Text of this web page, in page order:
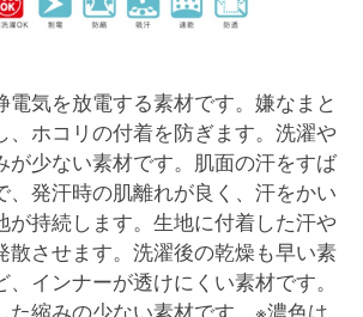
電気を放電する素材です。嫌なまと
、ホコリの付着を防ぎます。洗濯や
が少ない素材です。肌面の汗をすば
、発汗時の肌離れが良く、汗をかい
が持続します。生地に付着した汗や
散させます。洗濯後の乾燥も早い素
インナーが透けにくい素材です。
た縮みの少ない素材です。※濃色は